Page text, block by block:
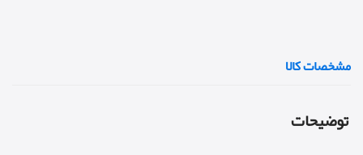
مشخصات کالا
توضیحات